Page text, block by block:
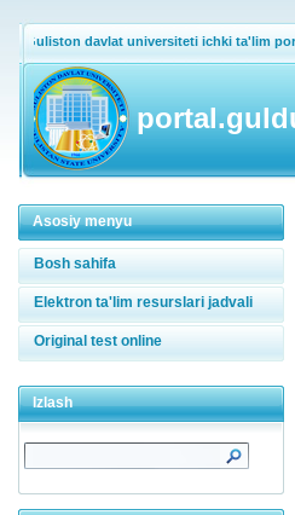
Guliston davlat universiteti ichki ta'lim
Asosiy menyu
Bosh sahifa
Elektron ta'lim resurslari jadvali
Original test online
Izlash